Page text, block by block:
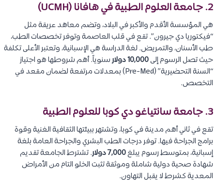
2. جامعة العلوم الطبية في هافانا (UCMH)
هي المؤسسة الأقدم والأكبر في البلاد، وتضم معاهد عريقة مثل
“فيكتوريا دي جيرون”. تقع في قلب العاصمة وتوفر تخصصات الطب،
طب الأسنان، والتمريض. لغة الدراسة هي الإسبانية، وتعتبر الأعلى تكلفة
حيث تصل الرسوم إلى10,000 دولار
سنوياً. أهم شروطها هو اجتياز
“السنة التحضيرية” (Pre-Med) بمعدلات مرتفعة لضمان مقعد في
التخصص.
3. جامعة سانتياغو دي كوبا للعلوم الطبية
تقع في ثاني أهم مدينة في كوبا، وتشتهر ببيئتها الثقافية الغنية وقوة
برامج الجراحة فيها. توفر درجات الطب البشري والجراحة العامة بلغة
إسبانية، بمتوسط رسوم يبلغ7,000 دولار
. تشترط الجامعة تقديم
شهادة صحية دولية شاملة وموثقة تثبت الخلو التام من الأمراض
المعدية كشرط لا يقبل التهاون.